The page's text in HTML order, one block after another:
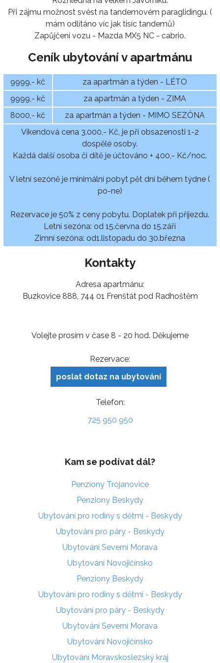
Při zájmu možnost svést na tandemovém paraglidingu. (
mám odlítáno víc jak tisíc tandemů)
Zapůjčení vozu - Mazda MX5 NC - cabrio.
Ceník ubytování v apartmánu
9999,- kč
za apartmán a týden - LÉTO
9999,- kč
za apartmán a týden - ZIMA
8000,- kč
za apartmán a týden - MIMO SEZÓNA
Víkendová cena 3.000,- Kč, je při obsazenosti 1-2
dospělé osoby.
Každá další osoba či dítě je účtováno + 400,- Kč/noc.
V letní sezóně je minimální pobyt pět dní během týdne (
po-ne)
Rezervace je 50% z ceny pobytu. Doplatek při příjezdu.
Letní sezóna: od 15.června do 15.září
Zimní sezóna: od1.listopadu do 30.března
Kontakty
Adresa apartmánu:
Buzkovice 888, 744 01 Frenštát pod Radhoštěm
Volejte prosím v čase 8 - 20 hod. Děkujeme
Rezervace:
poslat dotaz na ubytování
Telefon:
725 950 950
Kam se podívat dál?
Penziony Trojanovice
Penziony Beskydy
Ubytování pro rodiny s dětmi - Beskydy
Ubytování pro páry - Beskydy
Ubytování Severní Morava
Ubytování Novojičínsko
Penziony Beskydy
Ubytování pro rodiny s dětmi - Beskydy
Ubytování pro páry - Beskydy
Ubytování Severní Morava
Ubytování Novojičínsko
Ubytování Moravskoslezský kraj